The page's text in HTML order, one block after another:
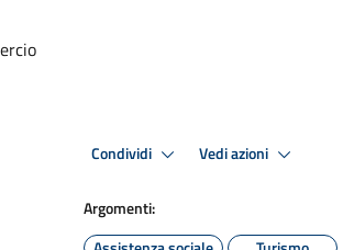
Condividi Vedi azioni
Argomenti: